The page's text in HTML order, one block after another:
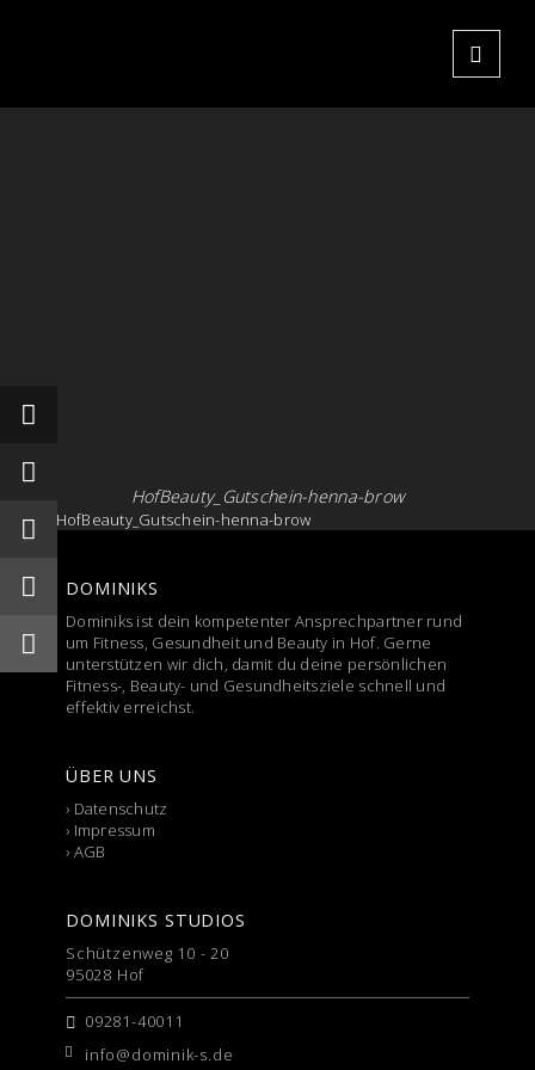
HofBeauty_Gutschein-henna-brow
HofBeauty_Gutschein-henna-brow
DOMINIKS
Dominiks ist dein kompetenter Ansprechpartner rund
um Fitness, Gesundheit und Beauty in Hof. Gerne
unterstützen wir dich, damit du deine persönlichen
Fitness-, Beauty- und Gesundheitsziele schnell und
effektiv erreichst.
ÜBER UNS
› Datenschutz
› Impressum
› AGB
DOMINIKS STUDIOS
Schützenweg 10 - 20
95028 Hof
09281-40011
info@dominik-s.de